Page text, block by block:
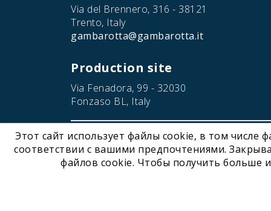
Via del Brennero, 316 - 38121
Trento, Italy
gambarotta@gambarotta.it
Production site
Via Fenadora, 99 - 32030
Fonzaso BL, Italy
© 2026 Gambarotta Gschwendt | Advanced Conveyor
Этот сайт использует файлы cookie, в том числе
соответствии с вашими предпочтениями.
файлов cookie. Чтобы получить больше